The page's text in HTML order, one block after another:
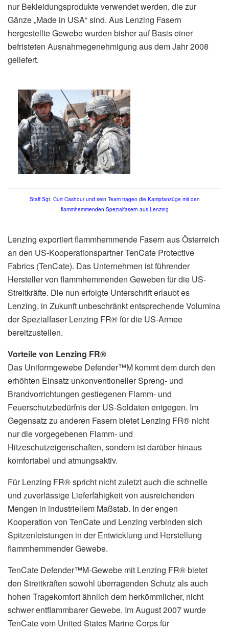
nur Bekleidungsprodukte verwendet werden, die zur
Gänze „Made in USA“ sind. Aus Lenzing Fasern
hergestellte Gewebe wurden bisher auf Basis einer
befristeten Ausnahmegenehmigung aus dem Jahr 2008
geliefert.
Staff Sgt. Curt Cashour und sein Team tragen die Kampfanzüge mit den
flammhemmenden Spezialfasern aus Lenzing
Lenzing exportiert flammhemmende Fasern aus Österreich
an den US-Kooperationspartner TenCate Protective
Fabrics (TenCate). Das Unternehmen ist führender
Hersteller von flammhemmenden Geweben für die US-
Streitkräfte. Die nun erfolgte Unterschrift erlaubt es
Lenzing, in Zukunft unbeschränkt entsprechende Volumina
der Spezialfaser Lenzing FR® für die US-Armee
bereitzustellen.
Vorteile von Lenzing FR®
Das Uniformgewebe Defender™M kommt dem durch den
erhöhten Einsatz unkonventioneller Spreng- und
Brandvorrichtungen gestiegenen Flamm- und
Feuerschutzbedürfnis der US-Soldaten entgegen. Im
Gegensatz zu anderen Fasern bietet Lenzing FR® nicht
nur die vorgegebenen Flamm- und
Hitzeschutzeigenschaften, sondern ist darüber hinaus
komfortabel und atmungsaktiv.
Für Lenzing FR® spricht nicht zuletzt auch die schnelle
und zuverlässige Lieferfähigkeit von ausreichenden
Mengen in industriellem Maßstab. In der engen
Kooperation von TenCate und Lenzing verbinden sich
Spitzenleistungen in der Entwicklung und Herstellung
flammhemmender Gewebe.
TenCate Defender™M-Gewebe mit Lenzing FR® bietet
den Streitkräften sowohl überragenden Schutz als auch
hohen Tragekomfort ähnlich dem herkömmlicher, nicht
schwer entflammbarer Gewebe. Im August 2007 wurde
TenCate vom United States Marine Corps für